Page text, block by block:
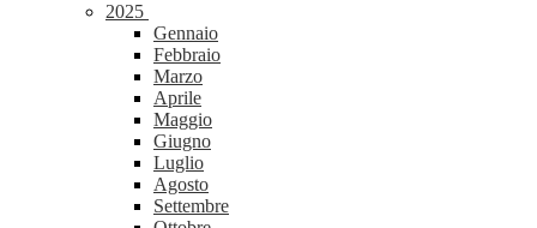
2025
Gennaio
Febbraio
Marzo
Aprile
Maggio
Giugno
Luglio
Agosto
Settembre